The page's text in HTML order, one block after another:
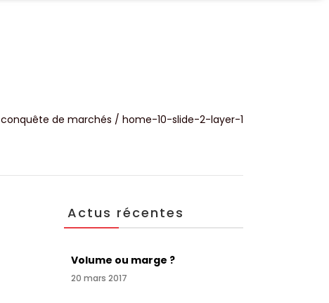
conquête de marchés / home-10-slide-2-layer-1
Actus récentes
Volume ou marge ?
20 mars 2017